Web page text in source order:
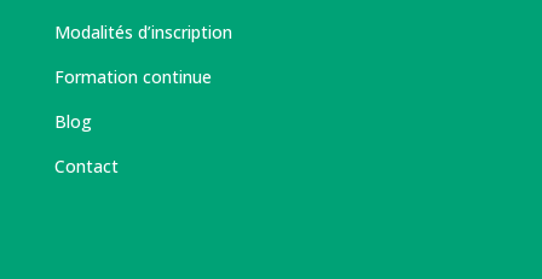
Modalités d’inscription
Formation continue
Blog
Contact